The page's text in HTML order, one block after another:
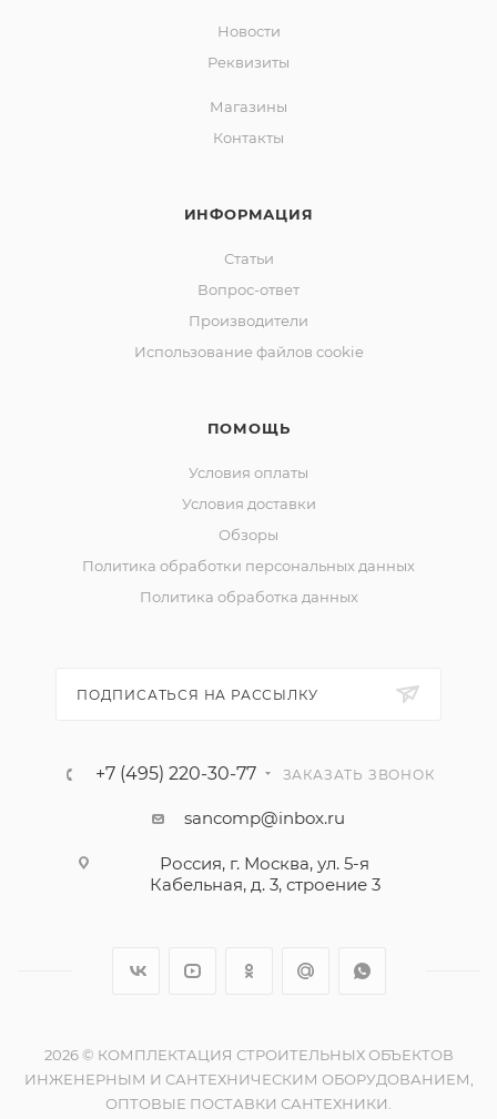
Новости
Реквизиты
Магазины
Контакты
ИНФОРМАЦИЯ
Статьи
Вопрос-ответ
Производители
Использование файлов cookie
ПОМОЩЬ
Условия оплаты
Условия доставки
Обзоры
Политика обработки персональных данных
Политика обработка данных
ПОДПИСАТЬСЯ НА РАССЫЛКУ
+7 (495) 220-30-77 ЗАКАЗАТЬ ЗВОНОК
sancomp@inbox.ru
Россия, г. Москва, ул. 5-я
Кабельная, д. 3, строение 3
2026 © КОМПЛЕКТАЦИЯ СТРОИТЕЛЬНЫХ ОБЪЕКТОВ
ИНЖЕНЕРНЫМ И САНТЕХНИЧЕСКИМ ОБОРУДОВАНИЕМ,
ОПТОВЫЕ ПОСТАВКИ САНТЕХНИКИ.